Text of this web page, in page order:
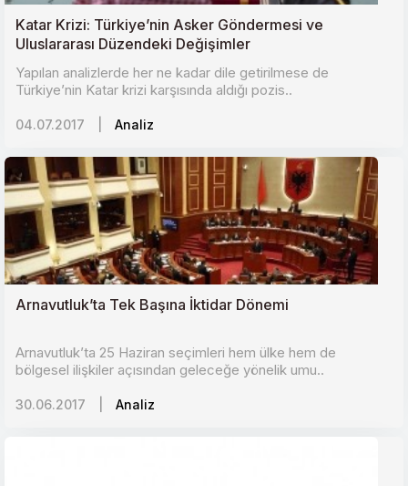
Katar Krizi: Türkiye’nin Asker Göndermesi ve
Uluslararası Düzendeki Değişimler
Yapılan analizlerde her ne kadar dile getirilmese de
Türkiye’nin Katar krizi karşısında aldığı pozis..
04.07.2017 Analiz
Arnavutluk’ta Tek Başına İktidar Dönemi
Arnavutluk’ta 25 Haziran seçimleri hem ülke hem de
bölgesel ilişkiler açısından geleceğe yönelik umu..
30.06.2017 Analiz